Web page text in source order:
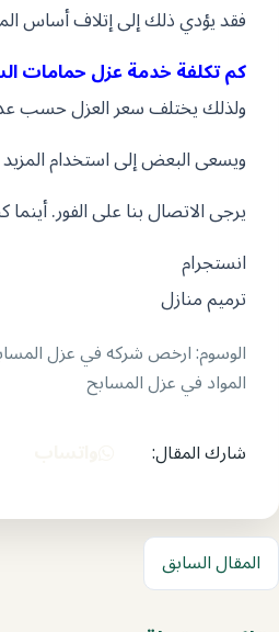
فقد يؤدي ذلك إلى إتلاف أساس
كم تكلفة خدمة عزل حمامات
ولذلك يختلف سعر العزل حسب
ويسعى البعض إلى استخدام
يرجى الاتصال بنا على الفور.
انستجرام
ترميم منازل
الوسوم:ارخص شركه في عزل
المواد في عزل المسابح
شارك المقال:
المقال السابق